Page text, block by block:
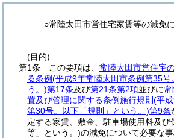
○常陸太田市営住宅家賃等の減免
(目的)
第1条
この要項は、 常陸太田市営住宅
る条例(平成9年常陸太田市条例第35号
う。)第17条及び第21条第2項並びに常
置及び管理に関する条例施行規則 (平
第30号。以下「規則」という。)第9条
定する家賃、敷金、駐車場使用料及び
等」という。)の減免について必要な